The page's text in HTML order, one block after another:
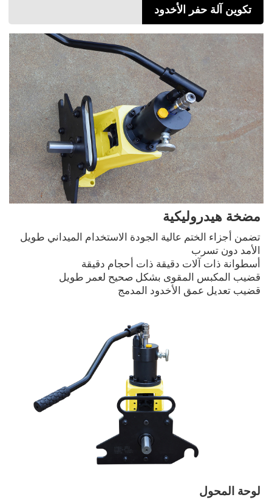
تكوين آلة حفر الأخدود
مضخة هيدروليكية
تضمن أجزاء الختم عالية الجودة الاستخدام الميداني طويل
الأمد دون تسرب
أسطوانة ذات آلات دقيقة ذات أحجام دقيقة
قضيب المكبس المقوى بشكل صحيح لعمر طويل
قضيب تعديل عمق الأخدود المدمج
لوحة المحول